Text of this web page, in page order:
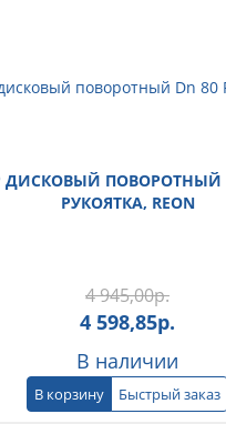
ДИСКОВЫЙ ПОВОРОТНЫЙ
РУКОЯТКА, REON
4 945,00р.
4 598,85р.
В наличии
В корзину Быстрый заказ